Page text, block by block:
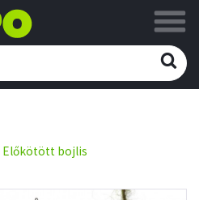
Előkötött bojlis